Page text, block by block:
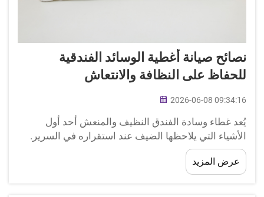
نصائح صيانة أغطية الوسائد الفندقية
للحفاظ على النظافة والانتعاش
2026-06-08 09:34:16
يُعد غطاء وسادة الفندق النظيف والمنعش أحد أول
الأشياء التي يلاحظها الضيف عند استقراره في السرير.
سواء كان المنشأة عبارة عن نزل أنيق أو منتجع كبير، فإن
حالة كل غطاء وسادة في الفندق تعبّر عن مستوى الرعاية
الذي تقدّمه المنشأة...
عرض المزيد